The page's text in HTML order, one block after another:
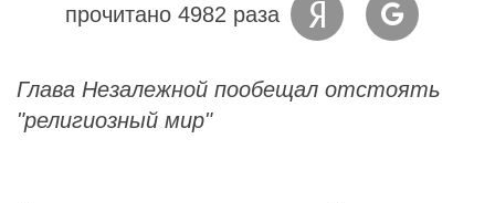
прочитано 4982 раза
Глава Незалежной пообещал отстоять
"религиозный мир"